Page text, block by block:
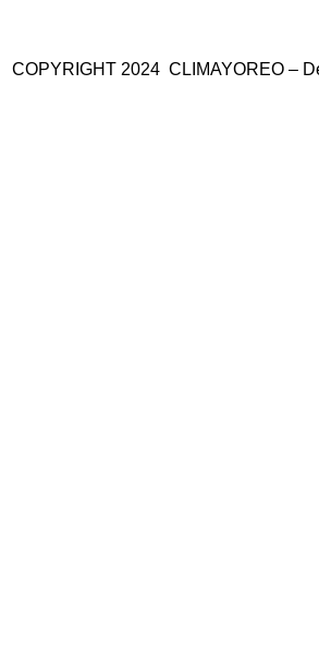
COPYRIGHT 2024 CLIMAYOREO –